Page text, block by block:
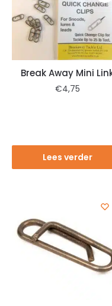
Break Away Mini
€4,75
Lees verder